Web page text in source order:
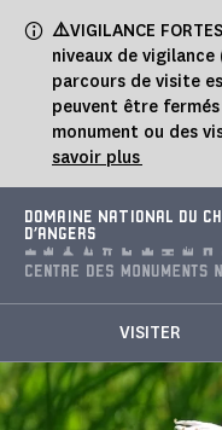
⚠️VIGILANCE
niveaux de
parcours de visite
peuvent être
monument ou des
savoir plus
DOMAINE NATIONAL DU
D'ANGERS
VISITER